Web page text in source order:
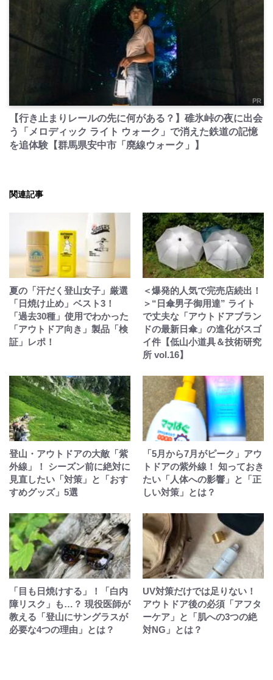
PR
【行き止まりレールの先に何がある？】碓氷峠の夜に出会
う「メロディック ライト ウォーク」で消えた鉄道の記憶
を追体験【群馬県安中市「廃線ウォーク」】
関連記事
夏の「汗だく登山女子」厳選
「日焼け止め」ベスト3！
「過去30種」使用でわかった
「アウトドア向き」製品「検
証」レポ！
＜爆発的人気で完売店続出！
＞“日傘男子御用達” ライト
で丈夫な「アウトドアブラン
ドの最新日傘」の進化がスゴ
イ件【低山小道具＆技術研究
所 vol.16】
登山・アウトドアの大敵「紫
外線」！ シーズン前に絶対に
見直したい「対策」と「おす
すめグッズ」5選
「5月から7月がピーク」アウ
トドアの紫外線！ 知っておき
たい「人体への影響」と「正
しい対策」とは？
「目も日焼けする」！「白内
障リスク」も…？ 現役医師が
教える「登山にサングラスが
必要な4つの理由」とは？
UV対策だけでは足りない！
アウトドア後の必須「アフタ
ーケア」と「肌への3つの絶
対NG」とは？